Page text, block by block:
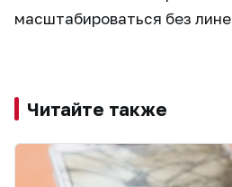
масштабироваться без
Читайте также